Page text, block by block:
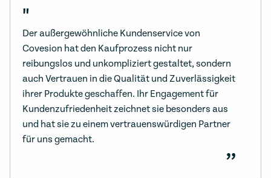
"
Der außergewöhnliche Kundenservice von
Covesion hat den Kaufprozess nicht nur
reibungslos und unkompliziert gestaltet, sondern
auch Vertrauen in die Qualität und Zuverlässigkeit
ihrer Produkte geschaffen. Ihr Engagement für
Kundenzufriedenheit zeichnet sie besonders aus
und hat sie zu einem vertrauenswürdigen Partner
für uns gemacht.
”